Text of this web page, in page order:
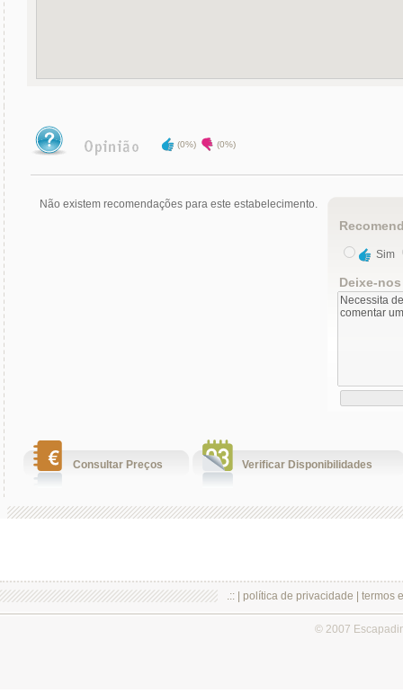
(0%) (0%)
Não existem recomendações para este estabelecimento.
Sim
Deixe-
Consultar Preços Verificar Disponibilidades
.:: | política de privacidade termos
© 2007